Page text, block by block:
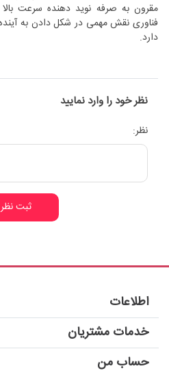
مقرون به صرفه نوید دهنده سرعت
فناوری نقش مهمی در شکل دادن به
دارد.
نظر خود را وارد نمایید
نظر:
ثبت نظر
اطلاعات
خدمات مشتریان
حساب من